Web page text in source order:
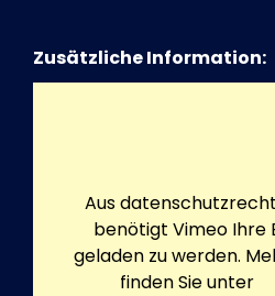
Zusätzliche Information:
Aus
benötigt Vimeo Ihre
geladen zu werden.
finden Sie unter